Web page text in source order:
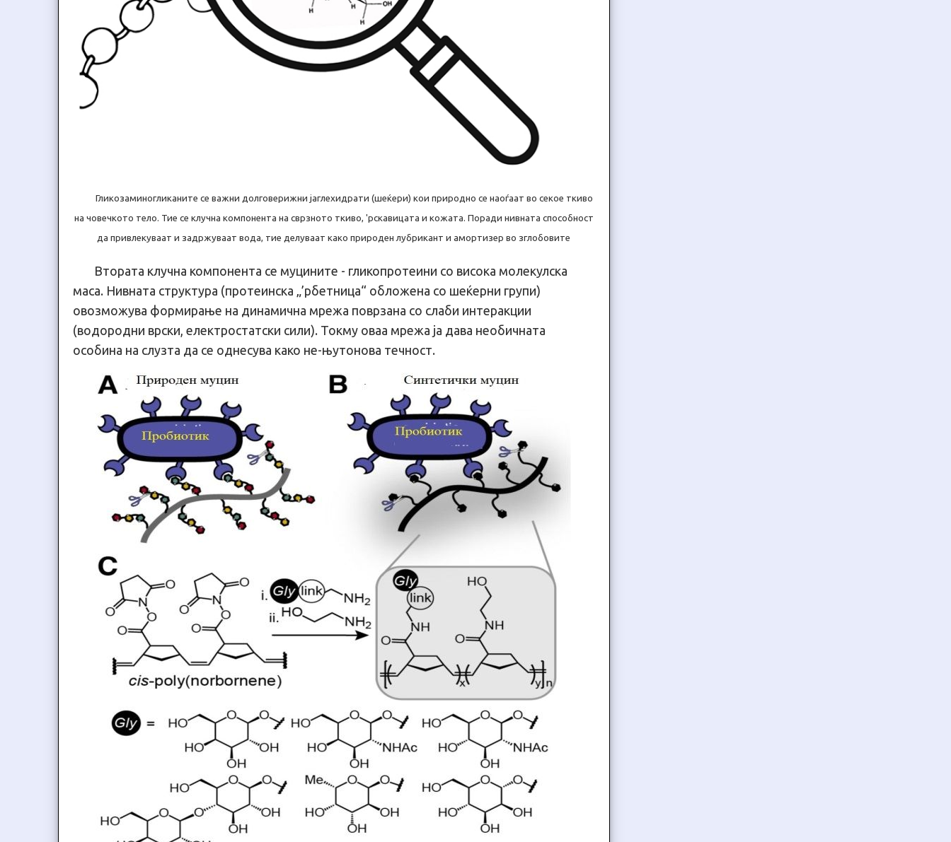
Гликозаминогликаните се важни долговерижни јаглехидрати (шеќери) кои природно се наоѓаат во секое ткиво
на човечкото тело. Тие се клучна компонента на сврзното ткиво, 'рскавицата и кожата. Поради нивната способност
да привлекуваат и задржуваат вода, тие делуваат како природен лубрикант и амортизер во зглобовите
Втората клучна компонента се муцините - гликопротеини со висока молекулска
маса. Нивната структура (протеинска „’рбетница“ обложена со шеќерни групи)
овозможува формирање на динамична мрежа поврзана со слаби интеракции
(водородни врски, електростатски сили). Токму оваа мрежа ја дава необичната
особина на слузта да се однесува како не-њутонова течност.